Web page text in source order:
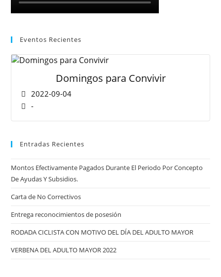
Eventos Recientes
Domingos para Convivir
2022-09-04
-
Entradas Recientes
Montos Efectivamente Pagados Durante El Periodo Por Concepto
De Ayudas Y Subsidios.
Carta de No Correctivos
Entrega reconocimientos de posesión
RODADA CICLISTA CON MOTIVO DEL DÍA DEL ADULTO MAYOR
VERBENA DEL ADULTO MAYOR 2022